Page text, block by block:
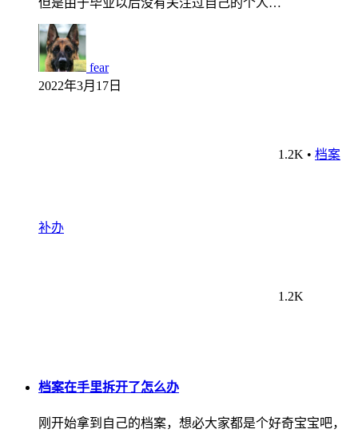
但是由于毕业以后没有关注过自己的个人…
fear
2022年3月17日
1.2K • 档案
补办
1.2K
档案在手里拆开了怎么办
刚开始拿到自己的档案，想必大家都是个好奇宝宝吧，